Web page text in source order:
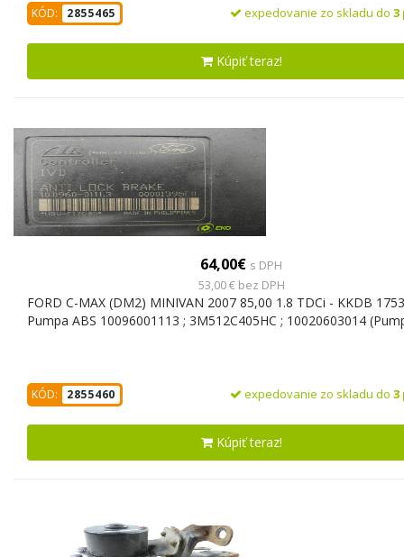
KÓD: 2855465 expedovanie zo skladu do 3
Kúpiť teraz!
64,00€ s DPH
53,00 € bez DPH
FORD C-MAX (DM2) MINIVAN 2007 85,00 1.8 TDCi - KKDB
Pumpa ABS 10096001113 ; 3M512C405HC ; 10020603014
KÓD: 2855460 expedovanie zo skladu do 3
Kúpiť teraz!